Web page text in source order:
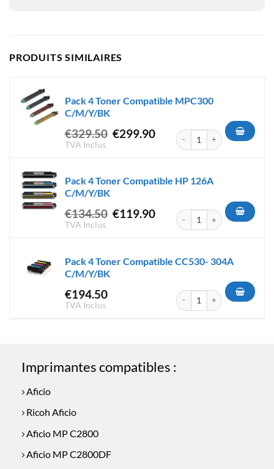
PRODUITS SIMILAIRES
Pack 4 Toner Compatible MPC300
C/M/Y/BK
€329.50 Le
€329.50.
€299.90Le
€299.90.
TVA Inclus
quantité de Pack 4 Toner
Pack 4 Toner Compatible HP 126A
C/M/Y/BK
€134.50 Le
€134.50.
€119.90Le
€119.90.
TVA Inclus
quantité de Pack 4 Toner
Pack 4 Toner Compatible CC530- 304A
C/M/Y/BK
€194.50
TVA Inclus
quantité de Pack 4 Toner
Imprimantes compatibles :
Aficio
Ricoh Aficio
Aficio MP C2800
Aficio MP C2800DF